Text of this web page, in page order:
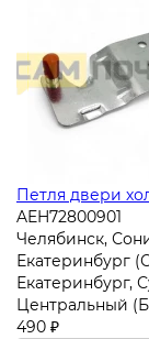
Петля двери
AEH72800901
Челябинск,
Екатеринбург
Екатеринбург,
Центральный
490 ₽